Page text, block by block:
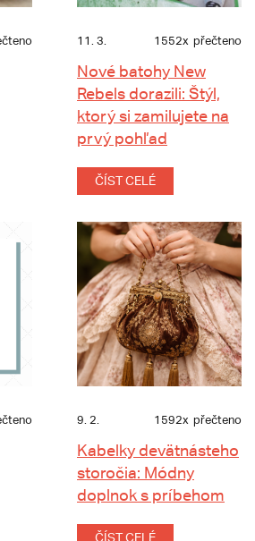
11. 3. 1552x přečteno
Nové batohy New
Rebels dorazili: Štýl,
ktorý si zamilujete na
prvý pohľad
ČÍST CELÉ
9. 2. 1592x přečteno
Kabelky devätnásteho
storočia: Módny
doplnok s príbehom
ČÍST CELÉ